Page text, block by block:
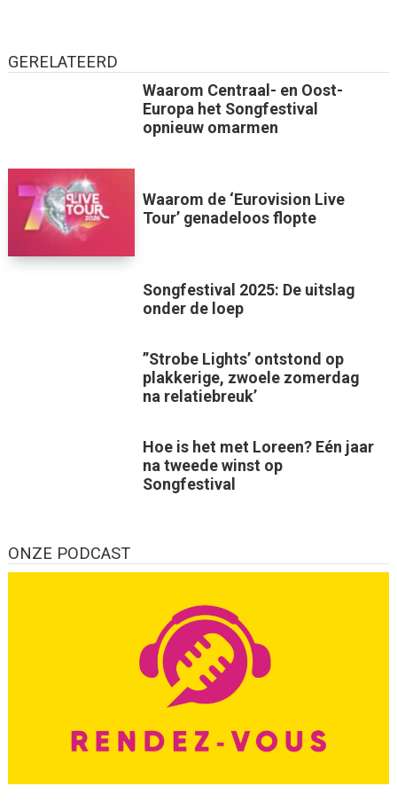
GERELATEERD
Waarom Centraal- en Oost-
Europa het Songfestival
opnieuw omarmen
Waarom de ‘Eurovision Live
Tour’ genadeloos flopte
Songfestival 2025: De uitslag
onder de loep
”Strobe Lights’ ontstond op
plakkerige, zwoele zomerdag
na relatiebreuk’
Hoe is het met Loreen? Eén jaar
na tweede winst op
Songfestival
ONZE PODCAST